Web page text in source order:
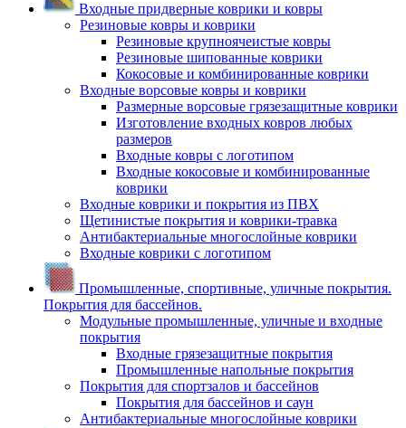
Входные придверные коврики и ковры
Резиновые ковры и коврики
Резиновые крупноячеистые ковры
Резиновые шипованные коврики
Кокосовые и комбинированные коврики
Входные ворсовые ковры и коврики
Размерные ворсовые грязезащитные коврики
Изготовление входных ковров любых
размеров
Входные ковры с логотипом
Входные кокосовые и комбинированные
коврики
Входные коврики и покрытия из ПВХ
Щетинистые покрытия и коврики-травка
Антибактериальные многослойные коврики
Входные коврики с логотипом
Промышленные, спортивные, уличные покрытия.
Покрытия для бассейнов.
Модульные промышленные, уличные и входные
покрытия
Входные грязезащитные покрытия
Промышленные напольные покрытия
Покрытия для спортзалов и бассейнов
Покрытия для бассейнов и саун
Антибактериальные многослойные коврики